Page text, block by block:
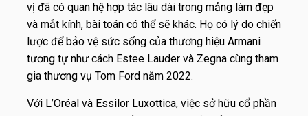
vị đã có quan hệ hợp tác lâu dài trong mảng làm đẹp
và mắt kính, bài toán có thể sẽ khác. Họ có lý do chiến
lược để bảo vệ sức sống của thương hiệu Armani
tương tự như cách Estee Lauder và Zegna cùng tham
gia thương vụ Tom Ford năm 2022.
Với L’Oréal và Essilor Luxottica, việc sở hữu cổ phần